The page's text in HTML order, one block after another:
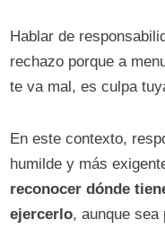
Hablar de
rechazo porque a
te va mal, es culpa
En este contexto,
humilde y más
reconocer dónde
ejercerlo, aunque